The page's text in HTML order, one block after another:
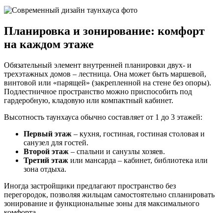
Планировка и зонирование: комфорт
на каждом этаже
Обязательный элемент внутренней планировки двух- и
трехэтажных домов – лестница. Она может быть маршевой,
винтовой или «парящей» (закрепленной на стене без опоры).
Подлестничное пространство можно приспособить под
гардеробную, кладовую или компактный кабинет.
Высотность таунхауса обычно составляет от 1 до 3 этажей:
Первый этаж – кухня, гостиная, гостиная столовая и
санузел для гостей.
Второй этаж – спальни и санузлы хозяев.
Третий этаж или мансарда – кабинет, библиотека или
зона отдыха.
Иногда застройщики предлагают пространство без
перегородок, позволяя жильцам самостоятельно спланировать
зонирование и функциональные зоны для максимального